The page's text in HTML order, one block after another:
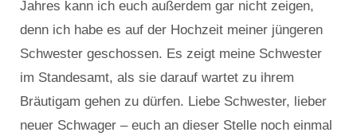
Jahres kann ich euch außerdem gar nicht zeigen,
denn ich habe es auf der Hochzeit meiner jüngeren
Schwester geschossen. Es zeigt meine Schwester
im Standesamt, als sie darauf wartet zu ihrem
Bräutigam gehen zu dürfen. Liebe Schwester, lieber
neuer Schwager – euch an dieser Stelle noch einmal